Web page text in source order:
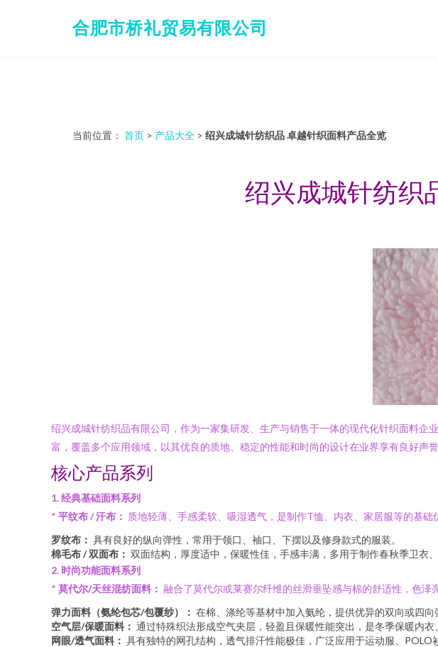
合肥市桥礼贸易有限公司
当前位置： 首页 > 产品大全 > 绍兴成城针纺织品 卓越针织面料产品全览
绍兴成城针纺织
绍兴成城针纺织品有限公司，作为一家集研发、生产与销售于一体的现代化针织面料
富，覆盖多个应用领域，以其优良的质地、稳定的性能和时尚的设计在业界享有良好声誉
核心产品系列
1. 经典基础面料系列
* 平纹布 / 汗布： 质地轻薄、手感柔软、吸湿透气，是制作T恤、内衣、家居服等的基础
罗纹布： 具有良好的纵向弹性，常用于领口、袖口、下摆以及修身款式的服装。
棉毛布 / 双面布： 双面结构，厚度适中，保暖性佳，手感丰满，多用于制作春秋季卫衣、
2. 时尚功能面料系列
* 莫代尔/天丝混纺面料： 融合了莫代尔或莱赛尔纤维的丝滑垂坠感与棉的舒适性，色泽
弹力面料（氨纶包芯/包覆纱）： 在棉、涤纶等基材中加入氨纶，提供优异的双向或四
空气层/保暖面料： 通过特殊织法形成空气夹层，轻盈且保暖性能突出，是冬季保暖内衣
网眼/透气面料： 具有独特的网孔结构，透气排汗性能极佳，广泛应用于运动服、POLO